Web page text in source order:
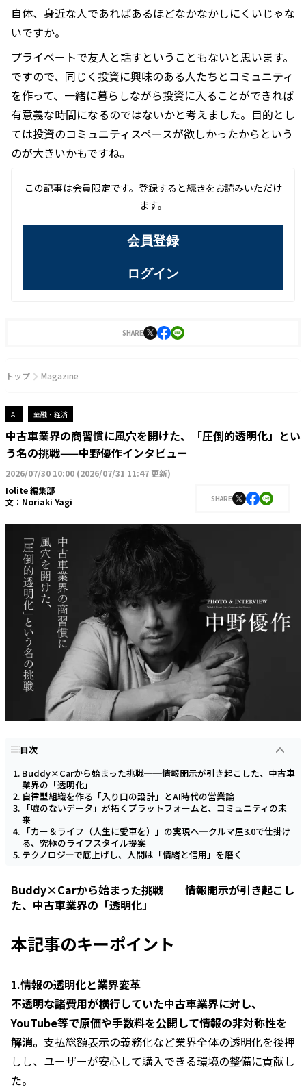
自体、身近な人であればあるほどなかなかしにくいじゃな
いですか。
プライベートで友人と話すということもないと思います。
ですので、同じく投資に興味のある人たちとコミュニティ
を作って、一緒に暮らしながら投資に入ることができれば
有意義な時間になるのではないかと考えました。目的とし
ては投資のコミュニティスペースが欲しかったからという
のが大きいかもですね。
この記事は会員限定です。登録すると続きをお読みいただけ
ます。
会員登録
ログイン
SHARE
トップ Magazine
AI 金融・経済
中古車業界の商習慣に風穴を開けた、「圧倒的透明化」とい
う名の挑戦——中野優作インタビュー
2026/07/30 10:00 (2026/07/31 11:47 更新)
Iolite 編集部
文： Noriaki Yagi SHARE
目次
Buddy×Carから始まった挑戦──情報開示が引き起こした、中古車
業界の「透明化」
自律型組織を作る「入り口の設計」とAI時代の営業論
「嘘のないデータ」が拓くプラットフォームと、コミュニティの未
来
「カー＆ライフ（人生に愛車を）」の実現へ─クルマ屋3.0で仕掛け
る、究極のライフスタイル提案
テクノロジーで底上げし、人間は「情緒と信用」を磨く
Buddy×Carから始まった挑戦──情報開示が引き起こし
た、中古車業界の「透明化」
本記事のキーポイント
1.情報の透明化と業界変革
不透明な諸費用が横行していた中古車業界に対し、
YouTube等で原価や手数料を公開して情報の非対称性を
解消。 支払総額表示の義務化など業界全体の透明化を後押
しし、ユーザーが安心して購入できる環境の整備に貢献し
た。